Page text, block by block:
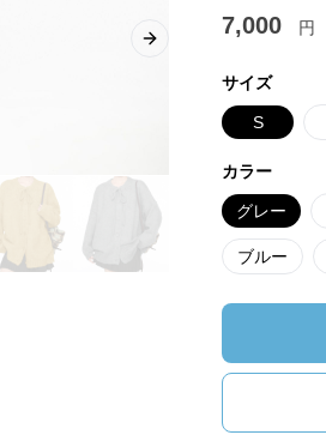
Next slide
7,000 円
サイズ
S
カラー
グレー
ブルー